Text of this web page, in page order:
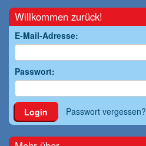
Willkommen zurück!
E-Mail-Adresse:
Passwort:
Login Passwort vergessen?